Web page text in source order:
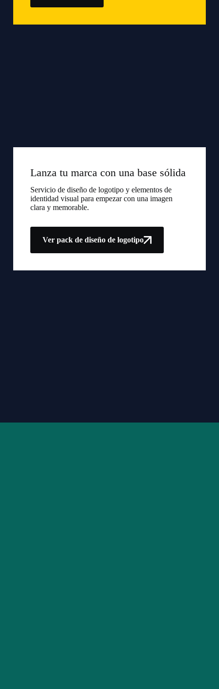
Lanza tu marca con una base sólida
Servicio de diseño de logotipo y elementos de
identidad visual para empezar con una imagen
clara y memorable.
Ver pack de diseño de logotipo